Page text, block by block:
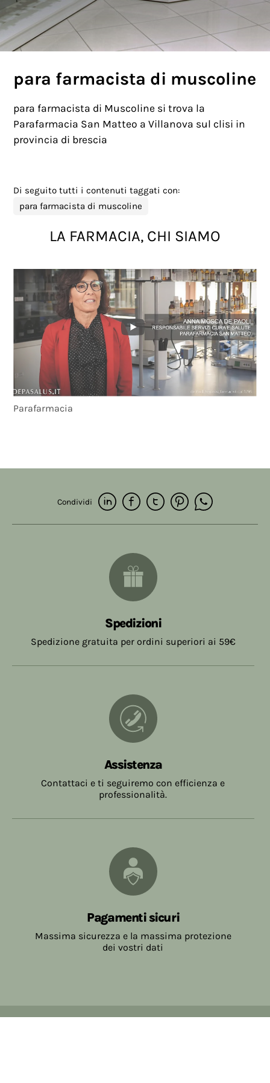
para farmacista di muscoline
para farmacista di Muscoline si trova la
Parafarmacia San Matteo a Villanova sul clisi in
provincia di brescia
Di seguito tutti i contenuti taggati con:
para farmacista di muscoline
LA FARMACIA, CHI SIAMO
Parafarmacia
Condividi
Spedizioni
Spedizione gratuita per ordini superiori ai 59€
Assistenza
Contattaci e ti seguiremo con efficienza e
professionalità.
Pagamenti sicuri
Massima sicurezza e la massima protezione
dei vostri dati